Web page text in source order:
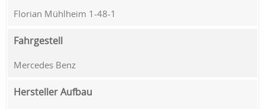
Florian Mühlheim 1-48-1
Fahrgestell
Mercedes Benz
Hersteller Aufbau